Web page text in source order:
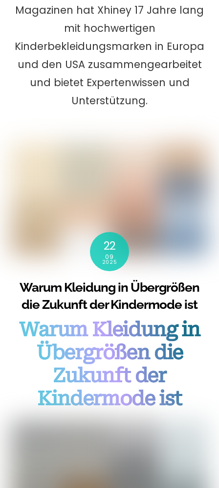
Magazinen hat Xhiney 17 Jahre lang
mit hochwertigen
Kinderbekleidungsmarken in Europa
und den USA zusammengearbeitet
und bietet Expertenwissen und
Unterstützung.
22
09
2025
Warum Kleidung in Übergrößen
die Zukunft der Kindermode ist
Warum Kleidung in
Übergrößen die
Zukunft der
Kindermode ist